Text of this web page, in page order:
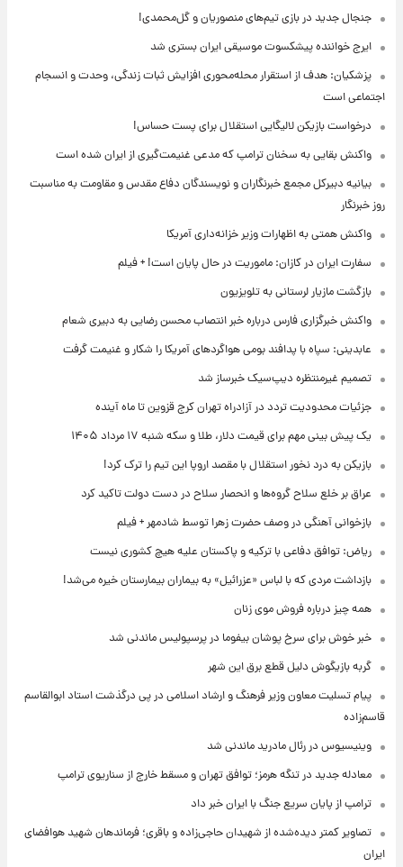
جنجال جدید در بازی تیم‌های منصوریان و گل‌محمدی!
ایرج خواننده پیشکسوت موسیقی ایران بستری شد
پزشکیان: هدف از استقرار محله‌محوری افزایش ثبات زندگی، وحدت و انسجام
اجتماعی است
درخواست بازیکن لالیگایی استقلال برای پست حساس!
واکنش بقایی به سخنان ترامپ که مدعی غنیمت‌گیری از ایران شده است
بیانیه دبیرکل مجمع خبرنگاران و نویسندگان دفاع مقدس و مقاومت به مناسبت
روز خبرنگار
واکنش همتی به اظهارات وزیر خزانه‌داری آمریکا
سفارت ایران در کازان: ماموریت در حال پایان است! + فیلم
بازگشت مازیار لرستانی به تلویزیون
واکنش خبرگزاری فارس درباره خبر انتصاب محسن رضایی به دبیری شعام
عابدینی: سپاه با پدافند بومی هواگردهای آمریکا را شکار و غنیمت گرفت
تصمیم غیرمنتظره دیپ‌سیک خبرساز شد
جزئیات محدودیت تردد در آزادراه تهران کرج قزوین تا ماه آینده
یک پیش ‌بینی مهم برای قیمت دلار، طلا و سکه شنبه ۱۷ مرداد ۱۴۰۵
بازیکن به درد نخور استقلال با مقصد اروپا این تیم را ترک کرد!
عراق بر خلع سلاح گروه‌ها و انحصار سلاح در دست دولت تاکید کرد
بازخوانی آهنگی در وصف حضرت زهرا توسط شادمهر + فیلم
ریاض: توافق دفاعی با ترکیه و پاکستان علیه هیچ کشوری نیست
بازداشت مردی که با لباس «عزرائیل» به بیماران بیمارستان خیره می‌شد!
همه چیز درباره فروش موی زنان
خبر خوش برای سرخ پوشان بیفوما در پرسپولیس ماندنی شد
گربه بازیگوش دلیل قطع برق این شهر
پیام تسلیت معاون وزیر فرهنگ و ارشاد اسلامی در پی درگذشت استاد ابوالقاسم
قاسم‌زاده
وینیسیوس در رئال مادرید ماندنی شد
معادله جدید در تنگه هرمز؛ توافق تهران و مسقط خارج از سناریوی ترامپ
ترامپ از پایان سریع جنگ با ایران خبر داد
تصاویر کمتر دیده‌شده از شهیدان حاجی‌زاده و باقری؛ فرماندهان شهید هوافضای
ایران